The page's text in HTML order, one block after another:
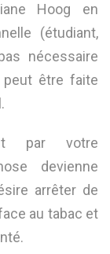
Hoog en
(étudiant,
nécessaire
être faite
par votre
devienne
arrêter de
au tabac et